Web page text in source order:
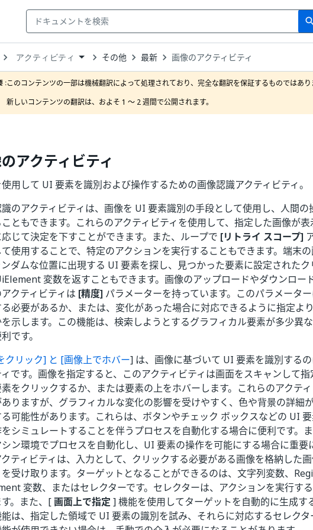
Open
Dropdown
to
choose
product
アクティビティ その他 最新 画像のアクティビティ
:このコンテンツの一部は機械翻訳によって処理されており、完全な翻訳を保証するものではあり
新しいコンテンツの翻訳は、およそ 1 ～ 2 週間で公開されます。
アクティビティ
用して UI 要素を識別および操作するための画像認識アクティビティ。
のアクティビティは、画像を UI 要素識別の手段として使用し、人間の
こともできます。これらのアクティビティを使用して、指定した画像が
じて決定を下すことができます。また、ループで [リトライ スコープ]
使用することで、特定のアクションを実行することもできます。端末
ダムな位置に出現する UI 要素を探し、見つかった要素に設定された
変数を返すこともできます。画像のアップロードやダウンロー
クティビティは [精度] パラメーターを持っています。このパラメータ
必要があるか、または、変化があった場合に対応できるように指定よ
示します。この機能は、検索しようとするグラフィカル要素が多少異
です。
クリック] と [画像上でホバー] は、画像に基づいて UI 要素を識別する
です。画像を指定すると、このアクティビティは画面をスキャンして
素をクリックするか、または要素の上をホバーします。これらのアクテ
りますが、グラフィカルな変化の影響を受けやすく、色や背景の詳細
可能性があります。これらは、ボタンやチェック ボックスなどの UI
シミュレートすることを伴うプロセスを自動化する場合に便利です。
ン環境でプロセスを自動化し、UI 要素の操作を可能にする場合に重要
クティビティは、入力として、クリックする必要がある画像を格納した
受け取ります。ターゲットとなることができるのは、文字列変数、
変数、またはセレクターです。セレクターは、アクションを実行す
。また、[画面上で指定] 機能を使用してターゲットを自動的に生成す
は、指定した領域で UI 要素の識別を試み、それらに対応するセレクタ